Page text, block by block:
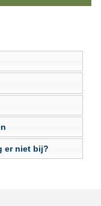
er niet bij?